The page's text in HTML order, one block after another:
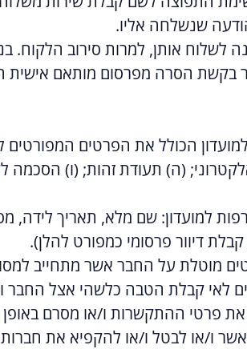
שנשלחה אליו.
לשלוח אותן, למרות סירוב הלקוח.
בקשת הסרה מפרסום מותאם אישית
הכולל את הפרטים
(ה) תעודת זהות; (ו) הסכמה
למועדון: שם מלא, תאריך לידה,
דיוור פרסומי כמפורט להלן).
מוטלת על החבר אשר מתחייב
לאי קבלת הטבה כלשהי אצל החבר
פרטי ההתקשרות ו/או מסרם באופן
ו/או לבטל ו/או להקפיא את